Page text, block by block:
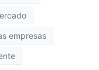
empresas